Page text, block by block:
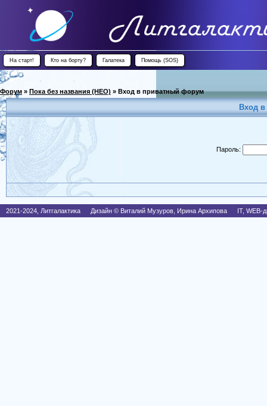
На старт! Кто на борту? Галатека Помощь (SOS)
Форум » Пока без названия (НЕО) » Вход в приватный форум
Вход
Пароль:
2021-2024, Литгалактика Дизайн © Виталий Музуров, Ирина Архипова IT, WEB-